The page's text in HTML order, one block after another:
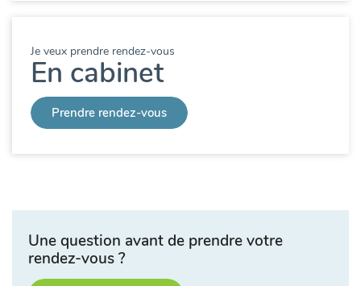
Je veux prendre rendez-vous
En cabinet
Prendre rendez-vous
Une question avant de prendre votre
rendez-vous ?